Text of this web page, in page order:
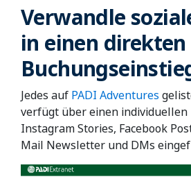
Verwandle
in einen direkten
Jedes auf PADI Adventures
verfügt über einen
Instagram Stories, Facebook
Mail Newsletter und DMs